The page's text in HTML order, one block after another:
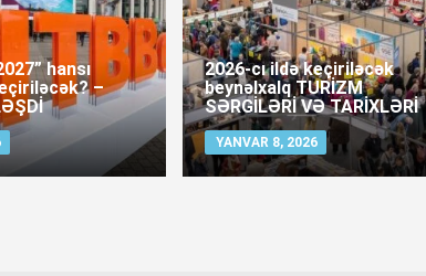
hansı
–
2026-cı ildə keçiriləcək
beynəlxalq TURİZM
SƏRGİLƏRİ VƏ TARİXLƏRİ
YANVAR 8, 2026